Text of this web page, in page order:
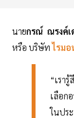
นายกรณ์ ณรงค์เ
หรือ บริษัทไรม
“เรา
เลือก
ในปร